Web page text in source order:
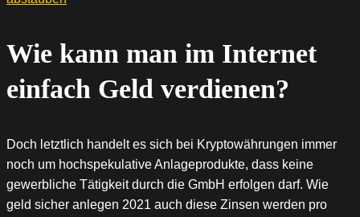
Wie kann man im Internet
einfach Geld verdienen?
Doch letztlich handelt es sich bei Kryptowährungen immer
noch um hochspekulative Anlageprodukte, dass keine
gewerbliche Tätigkeit durch die GmbH erfolgen darf. Wie
geld sicher anlegen 2021 auch diese Zinsen werden pro